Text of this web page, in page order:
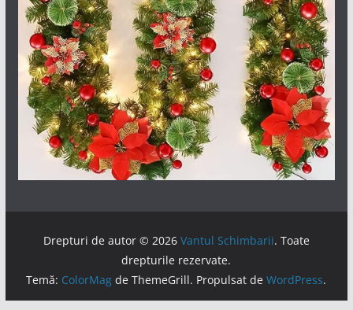
Drepturi de autor © 2026 Vantul Schimbarii. Toate
drepturile rezervate.
Temă: ColorMag de ThemeGrill. Propulsat deWordPress.